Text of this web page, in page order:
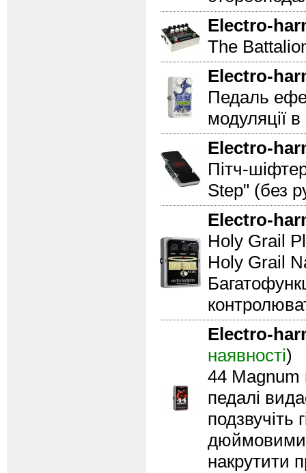
Electro-
The
Electro-
Педаль
модуляції
Electro-
Пітч-
Step" (без
Electro-
Holy Grail
Holy Grail
Electro-
наявності)
44 Magnum
педалі
подзвучіть
дюймовими
накрутити